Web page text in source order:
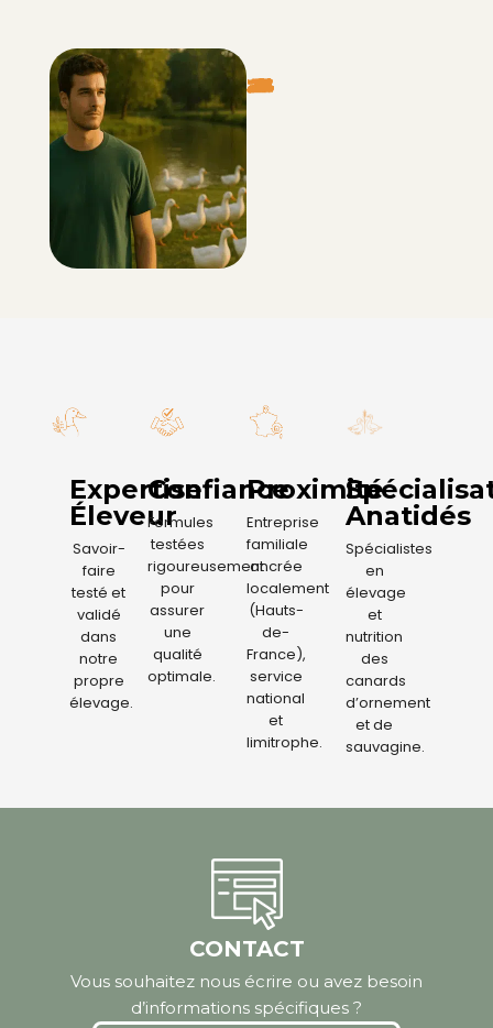
Expertise
Éleveur
Savoir-
faire
testé et
validé
dans
notre
propre
élevage.
Confiance
Formules
testées
rigoureusement
pour
assurer
une
qualité
optimale.
Proximité
Entreprise
familiale
ancrée
localement
(Hauts-
de-
France),
service
national
et
limitrophe.
Anatidés
Spécialistes
en
élevage
et
nutrition
des
canards
d’ornement
et de
sauvagine.
CONTACT
Vous souhaitez nous écrire ou avez besoin
d’informations spécifiques ?